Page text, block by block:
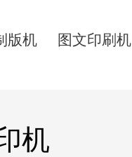
版机 图文印刷机
机